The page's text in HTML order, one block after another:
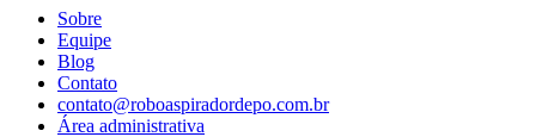
Sobre
Equipe
Blog
Contato
contato@roboaspiradordepo.com.br
Área administrativa